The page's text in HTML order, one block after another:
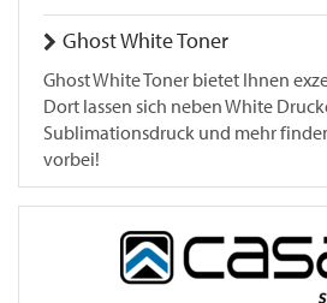
Ghost White Toner
Ghost White Toner bietet Ihnen
Dort lassen sich neben White
Sublimationsdruck und mehr
vorbei!